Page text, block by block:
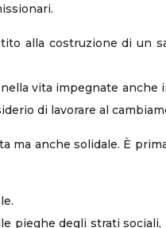
alla costruzione di un
vita impegnate anche
di lavorare al
ma anche solidale. È
pieghe degli strati